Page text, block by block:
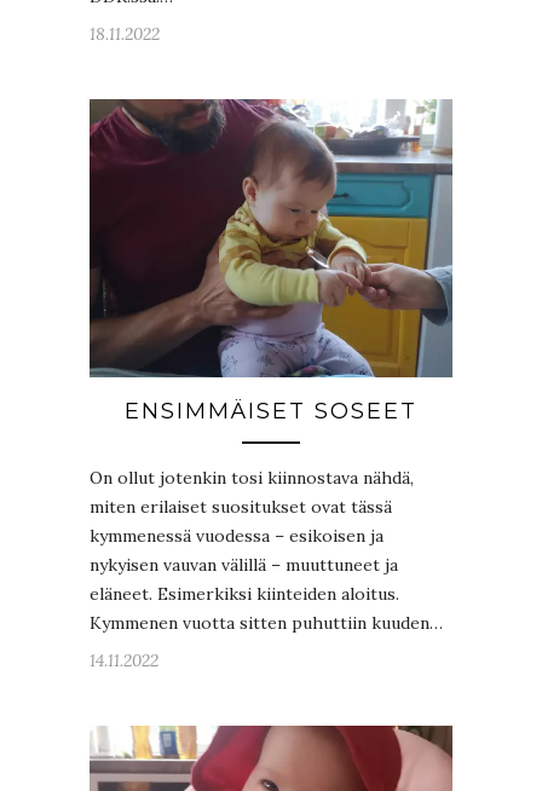
18.11.2022
ENSIMMÄISET SOSEET
On ollut jotenkin tosi kiinnostava nähdä,
miten erilaiset suositukset ovat tässä
kymmenessä vuodessa – esikoisen ja
nykyisen vauvan välillä – muuttuneet ja
eläneet. Esimerkiksi kiinteiden aloitus.
Kymmenen vuotta sitten puhuttiin kuuden…
14.11.2022